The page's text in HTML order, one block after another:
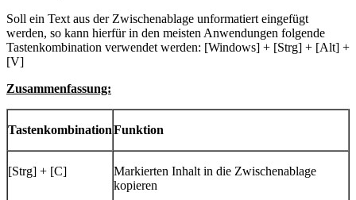
Soll ein Text aus der Zwischenablage unformatiert eingefügt
werden, so kann hierfür in den meisten Anwendungen folgende
Tastenkombination verwendet werden: [Windows] + [Strg] + [Alt] +
[V]
Zusammenfassung:
TastenkombinationFunktion
[Strg] + [C]
Markierten Inhalt in die Zwischenablage
kopieren